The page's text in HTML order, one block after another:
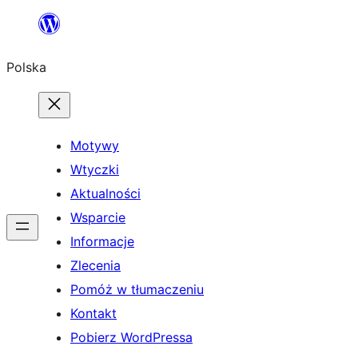
Przejdź
treści
Polska
Motywy
Wtyczki
Aktualności
Wsparcie
Informacje
Zlecenia
Pomóż w tłumaczeniu
Kontakt
Pobierz WordPressa